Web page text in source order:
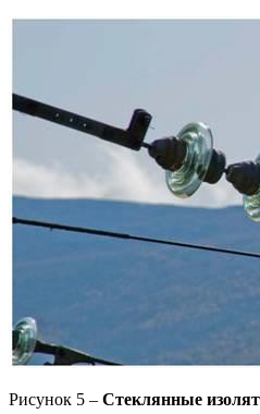
Рисунок 5 – Стеклянные